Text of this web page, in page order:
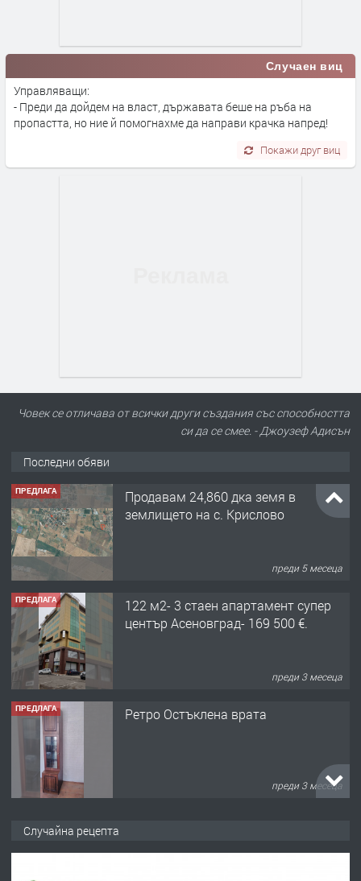
Случаен виц
Управляващи:
- Преди да дойдем на власт, държавата беше на ръба на
пропастта, но ние й помогнахме да направи крачка напред!
Покажи друг виц
Човек се отличава от всички други създания със способността
си да се смее. - Джоузеф Адисън
Последни обяви
ПРЕДЛАГА
Продавам 24,860 дка земя в
землището на с. Крислово
преди 5 месеца
ПРЕДЛАГА
122 м2- 3 стаен апартамент супер
център Асеновград- 169 500 €.
преди 3 месеца
ПРЕДЛАГА Ретро Остъклена врата
преди 3 месеца
Случайна рецепта